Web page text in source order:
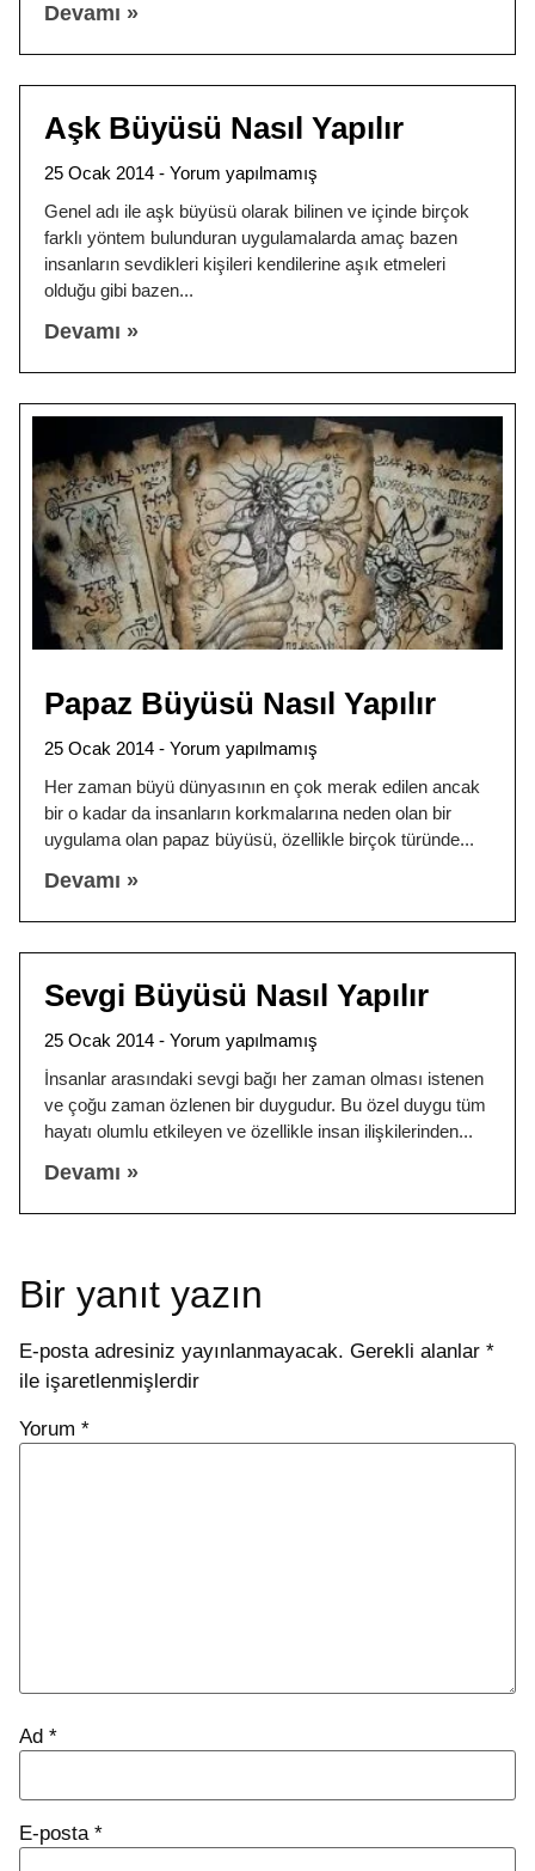
Devamı »
Aşk Büyüsü Nasıl Yapılır
25 Ocak 2014
Yorum yapılmamış
Genel adı ile aşk büyüsü olarak bilinen ve içinde birçok
farklı yöntem bulunduran uygulamalarda amaç bazen
insanların sevdikleri kişileri kendilerine aşık etmeleri
olduğu gibi bazen
Devamı »
Papaz Büyüsü Nasıl Yapılır
25 Ocak 2014
Yorum yapılmamış
Her zaman büyü dünyasının en çok merak edilen ancak
bir o kadar da insanların korkmalarına neden olan bir
uygulama olan papaz büyüsü, özellikle birçok türünde
Devamı »
Sevgi Büyüsü Nasıl Yapılır
25 Ocak 2014
Yorum yapılmamış
İnsanlar arasındaki sevgi bağı her zaman olması istenen
ve çoğu zaman özlenen bir duygudur. Bu özel duygu tüm
hayatı olumlu etkileyen ve özellikle insan ilişkilerinden
Devamı »
Bir yanıt yazın
E-posta adresiniz yayınlanmayacak. Gerekli alanlar *
ile işaretlenmişlerdir
Yorum *
Ad *
E-posta *